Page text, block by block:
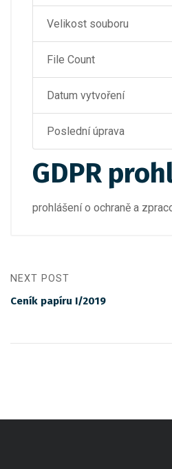
Velikost souboru
File Count
Datum vytvoření
Poslední úprava
GDPR
prohlášení o ochraně a
NEXT POST
Ceník papíru I/2019